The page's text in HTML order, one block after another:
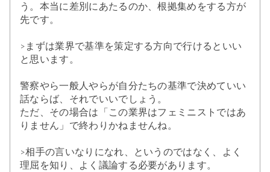
う。本当に差別にあたるのか、根拠集めをする方が
先です。
>まずは業界で基準を策定する方向で行けるといい
と思います。
警察やら一般人やらが自分たちの基準で決めていい
話ならば、それでいいでしょう。
ただ、その場合は「この業界はフェミニストではあ
りません」で終わりかねませんね。
>相手の言いなりになれ、というのではなく、よく
理屈を知り、よく議論する必要があります。